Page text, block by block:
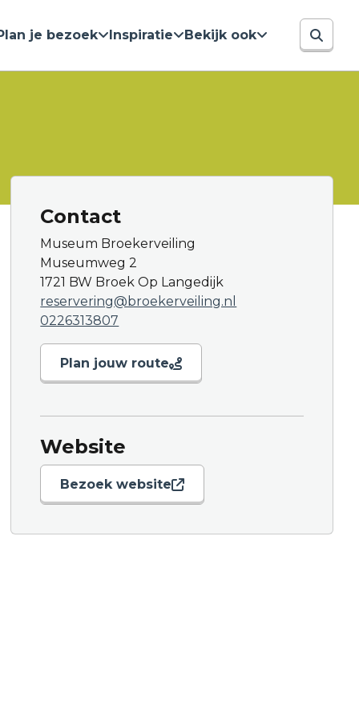
je bezoek Inspiratie Bekijk ook
Contact
Museum Broekerveiling
Museumweg 2
1721 BW Broek Op Langedijk
reservering@broekerveiling.nl
0226313807
Plan jouw route
Website
Bezoek website